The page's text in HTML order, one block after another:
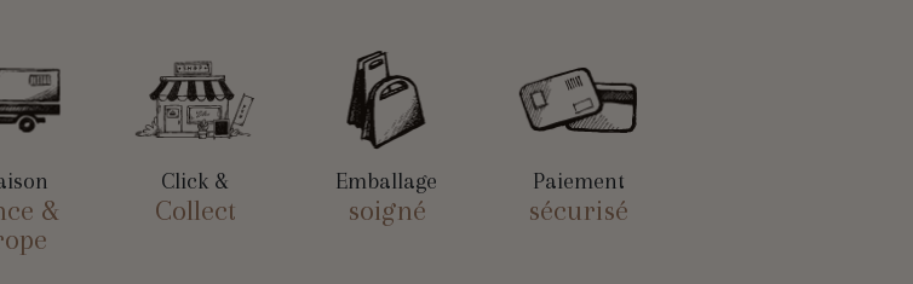
&
Click &
Collect
Emballage
soigné
Paiement
sécurisé